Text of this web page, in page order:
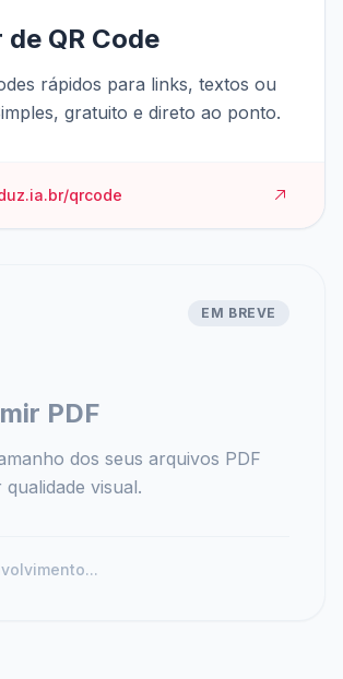
QR Code
rápidos para links, textos ou
gratuito e direto ao ponto.
qrcode
EM BREVE
PDF
dos seus arquivos PDF
visual.